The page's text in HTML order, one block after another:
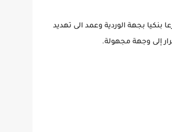
بنكيا بجهة الوردية وعمد الى تهديد
إلى وجهة مجهولة.